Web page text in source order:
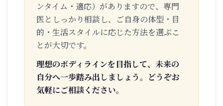
ンタイム・適応）がありますので、専門
医としっかり相談し、ご自身の体型・目
的・生活スタイルに応じた方法を選ぶこ
とが大切です。
理想のボディラインを目指して、未来の
自分へ一歩踏み出しましょう。どうぞお
気軽にご相談ください。